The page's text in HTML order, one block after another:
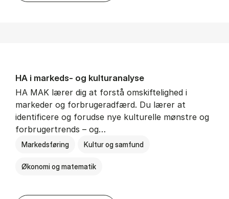
HA i mar­keds- og kul­tu­r­a­na­ly­se
HA MAK lærer dig at forstå omskiftelighed i
markeder og forbrugeradfærd. Du lærer at
identificere og forudse nye kulturelle mønstre og
forbrugertrends – og…
Markedsføring Kultur og samfund
Økonomi og matematik